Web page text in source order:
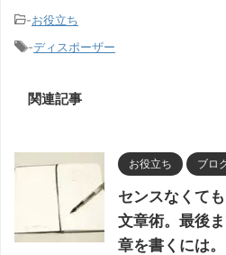
-お役立ち
-ディスポーザー
関連記事
お役立ち ブロ
センスなくて
文章術。最後
章を書くには。